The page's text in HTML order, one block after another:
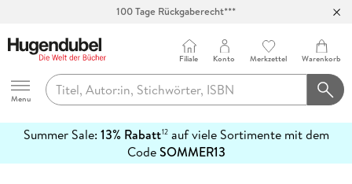
100 Tage Rückgaberecht***
Hugendubel
Menu
Filiale Konto Merkzettel Warenkorb
Summer Sale: 13% Rabatt12auf viele Sortimente mit dem
CodeSOMMER13
erfahren